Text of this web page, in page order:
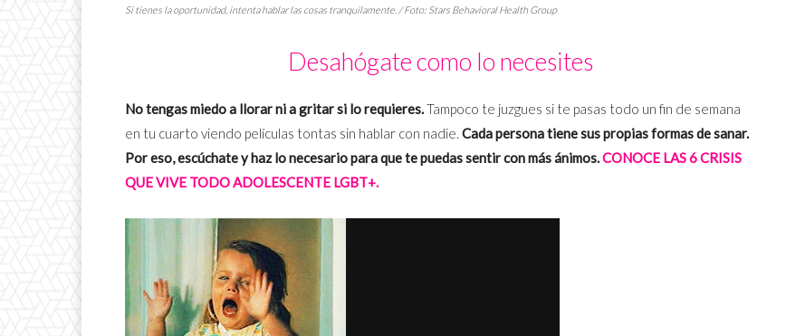
Si tienes la oportunidad, intenta hablar las cosas tranquilamente. / Foto: Stars Behavioral Health Group
Desahógate como lo necesites
No tengas miedo a llorar ni a gritar si lo requieres.Tampoco te juzgues si te pasas todo un fin de semana
en tu cuarto viendo películas tontas sin hablar con nadie. Cada persona tiene sus propias formas de sanar.
Por eso, escúchate y haz lo necesario para que te puedas sentir con más ánimos.CONOCE LAS 6 CRISIS
QUE VIVE TODO ADOLESCENTE LGBT+.